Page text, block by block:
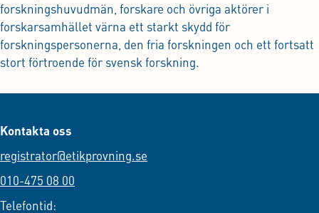
forskningshuvudmän, forskare och övriga aktörer i
forskarsamhället värna ett starkt skydd för
forskningspersonerna, den fria forskningen och ett fortsatt
stort förtroende för svensk forskning.
Kontakta oss
registrator@etikprovning.se
010-475 08 00
Telefontid: